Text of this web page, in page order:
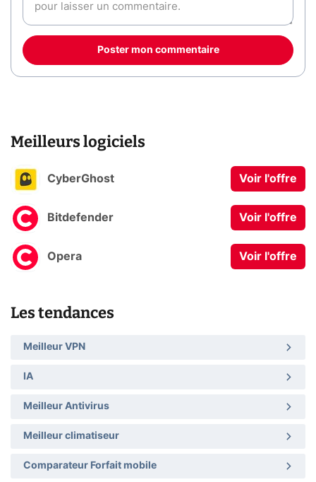
Poster mon commentaire
Meilleurs logiciels
CyberGhost Voir l'offre
Bitdefender Voir l'offre
Opera Voir l'offre
Les tendances
Meilleur VPN
IA
Meilleur Antivirus
Meilleur climatiseur
Comparateur Forfait mobile